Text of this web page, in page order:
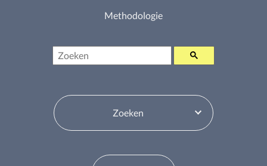
Methodologie
Zoeken
Inhoudsopgavewisselaar